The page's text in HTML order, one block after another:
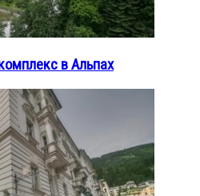
в Альпах